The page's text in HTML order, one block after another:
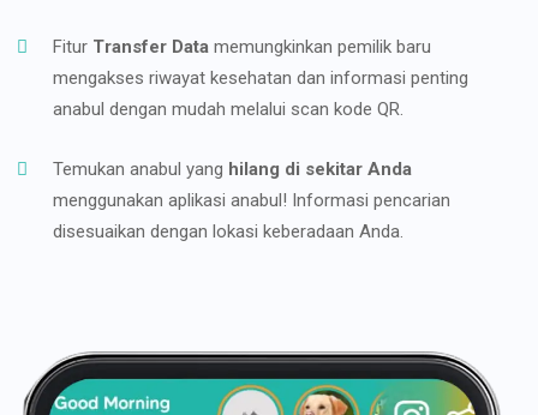
Fitur Transfer Data memungkinkan pemilik baru
mengakses riwayat kesehatan dan informasi penting
anabul dengan mudah melalui scan kode QR.
Temukan anabul yang hilang di sekitar Anda
menggunakan aplikasi anabul! Informasi pencarian
disesuaikan dengan lokasi keberadaan Anda.